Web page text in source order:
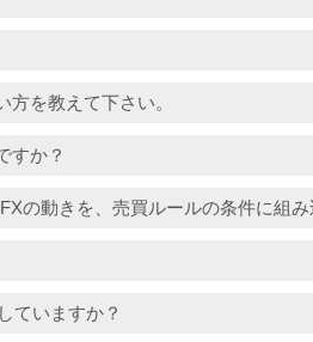
を教えて下さい。
すか？
の動きを、売買ルールの条件に組み
ていますか？